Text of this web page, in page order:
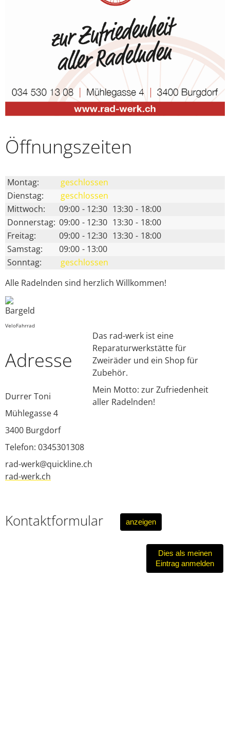
Öffnungs­zeiten
Montag:
geschlossen
Dienstag:
geschlossen
Mittwoch:
09:00 - 12:30 13:30 - 18:00
Donnerstag: 09:00 - 12:30 13:30 - 18:00
Freitag:
09:00 - 12:30 13:30 - 18:00
Samstag:
09:00 - 13:00
Sonntag:
geschlossen
Alle Radelnden sind herzlich Willkommen!
VeloFahrrad
Adresse
Durrer Toni
Mühlegasse 4
3400 Burgdorf
Telefon: 0345301308
rad-werk@quickline.ch
rad-werk.ch
Das rad-werk ist eine
Reparaturwerkstätte für
Zweiräder und ein Shop für
Zubehör.
Mein Motto: zur Zufriedenheit
aller Radelnden!
Kontaktformular anzeigen
Dies als meinen
Eintrag anmelden